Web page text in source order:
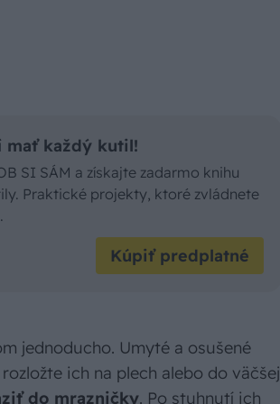
mať každý kutil!
SI SÁM a získajte zadarmo knihu
Praktické projekty, ktoré zvládnete
Kúpiť predplatné
jednoducho. Umyté a osušené
ich na plech alebo do väčšej
do mrazničky. Po stuhnutí ich